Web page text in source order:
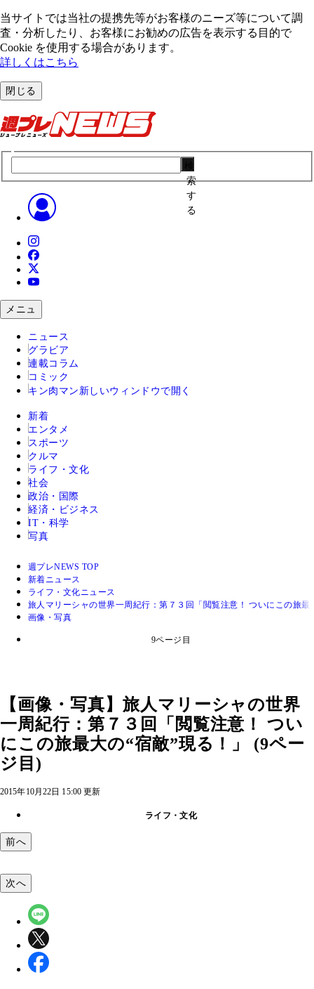
当サイトでは当社の提携先等がお客様のニーズ等について調
査・分析したり、お客様にお勧めの広告を表⽰する⽬的で
Cookie を使⽤する場合があります。
詳しくはこちら
閉じる
索
す
る
メニュ
ニュース
グラビア
連載コラム
コミック
キン肉マン 新しいウィンドウで開く
新着
エンタメ
スポーツ
クルマ
ライフ・文化
社会
政治・国際
経済・ビジネス
IT・科学
写真
週プレNEWS TOP
新着ニュース
ライフ・文化ニュース
旅人マリーシャの世界一周紀行：第７３回「閲覧注意！ ついにこの旅最
画像・写真
9ページ目
【画像・写真】旅人マリーシャの世界
一周紀行：第７３回「閲覧注意！ つい
にこの旅最大の“宿敵”現る！」 (9ペー
ジ目)
2015年10月22日 15:00 更新
ライフ・文化
前へ
次へ